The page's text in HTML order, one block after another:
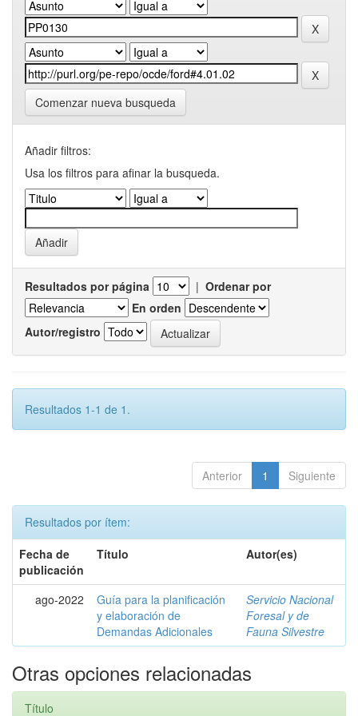
Comenzar nueva busqueda
Añadir filtros:
Usa los filtros para afinar la busqueda.
Resultados por página | Ordenar por
En orden
Autor/registro
Resultados 1-1 de 1.
Anterior 1 Siguiente
Resultados por ítem:
Fecha de
publicación
Título Autor(es)
ago-2022
Guía para la planificación
y elaboración de
Demandas Adicionales
Servicio Nacional
Foresal y de
Fauna Silvestre
Otras opciones relacionadas
Título